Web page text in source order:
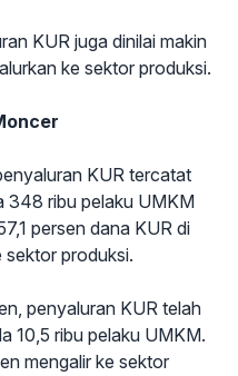
KUR juga dinilai makin
ke sektor produksi.
KUR tercatat
348 ribu pelaku UMKM
persen dana KUR di
sektor produksi.
penyaluran KUR telah
10,5 ribu pelaku UMKM.
mengalir ke sektor